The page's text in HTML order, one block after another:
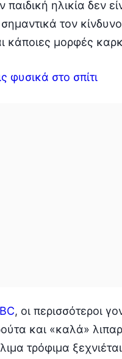
παιδική ηλικία δεν
τον
κάποιες μορφές
φυσικά στο σπίτι
, οι περισσότεροι
και «καλά»
τρόφιμα